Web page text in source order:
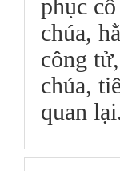
phục
chúa,
công
chúa,
quan